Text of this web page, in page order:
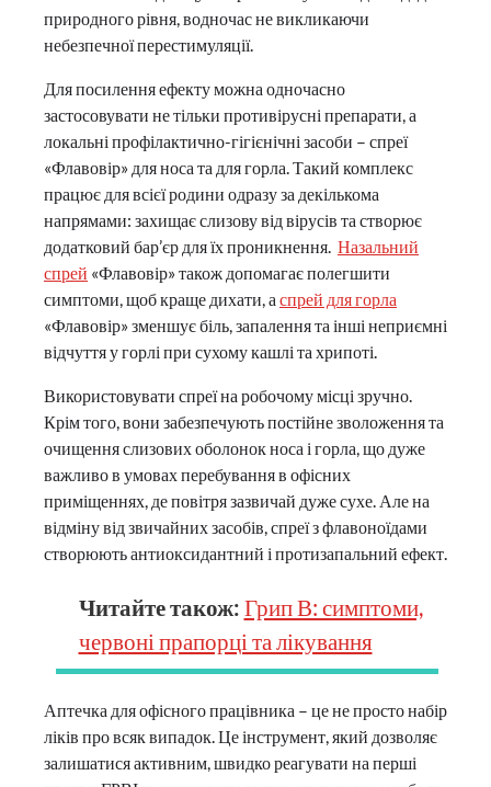
природного рівня, водночас не викликаючи
небезпечної перестимуляції.
Для посилення ефекту можна одночасно
застосовувати не тільки противірусні препарати, а
локальні профілактично-гігієнічні засоби – спреї
«Флавовір» для носа та для горла. Такий комплекс
працює для всієї родини одразу за декількома
напрямами: захищає слизову від вірусів та створює
додатковий бар’єр для їх проникнення. Назальний
спрей «Флавовір» також допомагає полегшити
симптоми, щоб краще дихати, а спрей для горла
«Флавовір» зменшує біль, запалення та інші неприємні
відчуття у горлі при сухому кашлі та хрипоті.
Використовувати спреї на робочому місці зручно.
Крім того, вони забезпечують постійне зволоження та
очищення слизових оболонок носа і горла, що дуже
важливо в умовах перебування в офісних
приміщеннях, де повітря зазвичай дуже сухе. Але на
відміну від звичайних засобів, спреї з флавоноїдами
створюють антиоксидантний і протизапальний ефект.
Читайте також: Грип В: симптоми,
червоні прапорці та лікування
Аптечка для офісного працівника – це не просто набір
ліків про всяк випадок. Це інструмент, який дозволяє
залишатися активним, швидко реагувати на перші